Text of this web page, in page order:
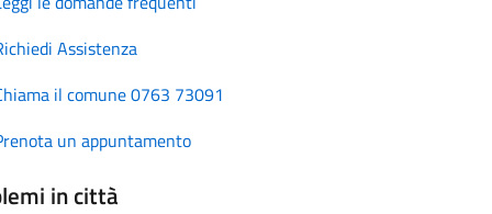
Assistenza
il comune 0763 73091
un appuntamento
in città